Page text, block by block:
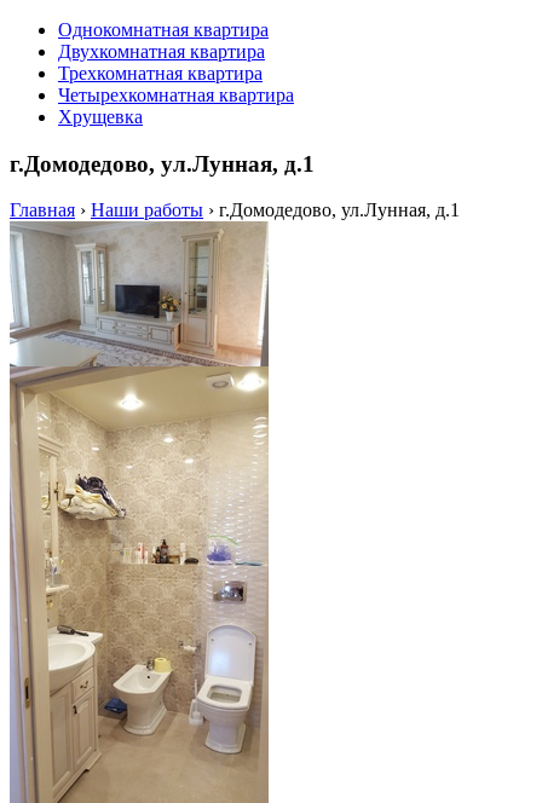
Однокомнатная квартира
Двухкомнатная квартира
Трехкомнатная квартира
Четырехкомнатная квартира
Хрущевка
г.Домодедово, ул.Лунная, д.1
Главная › Наши работы › г.Домодедово, ул.Лунная, д.1